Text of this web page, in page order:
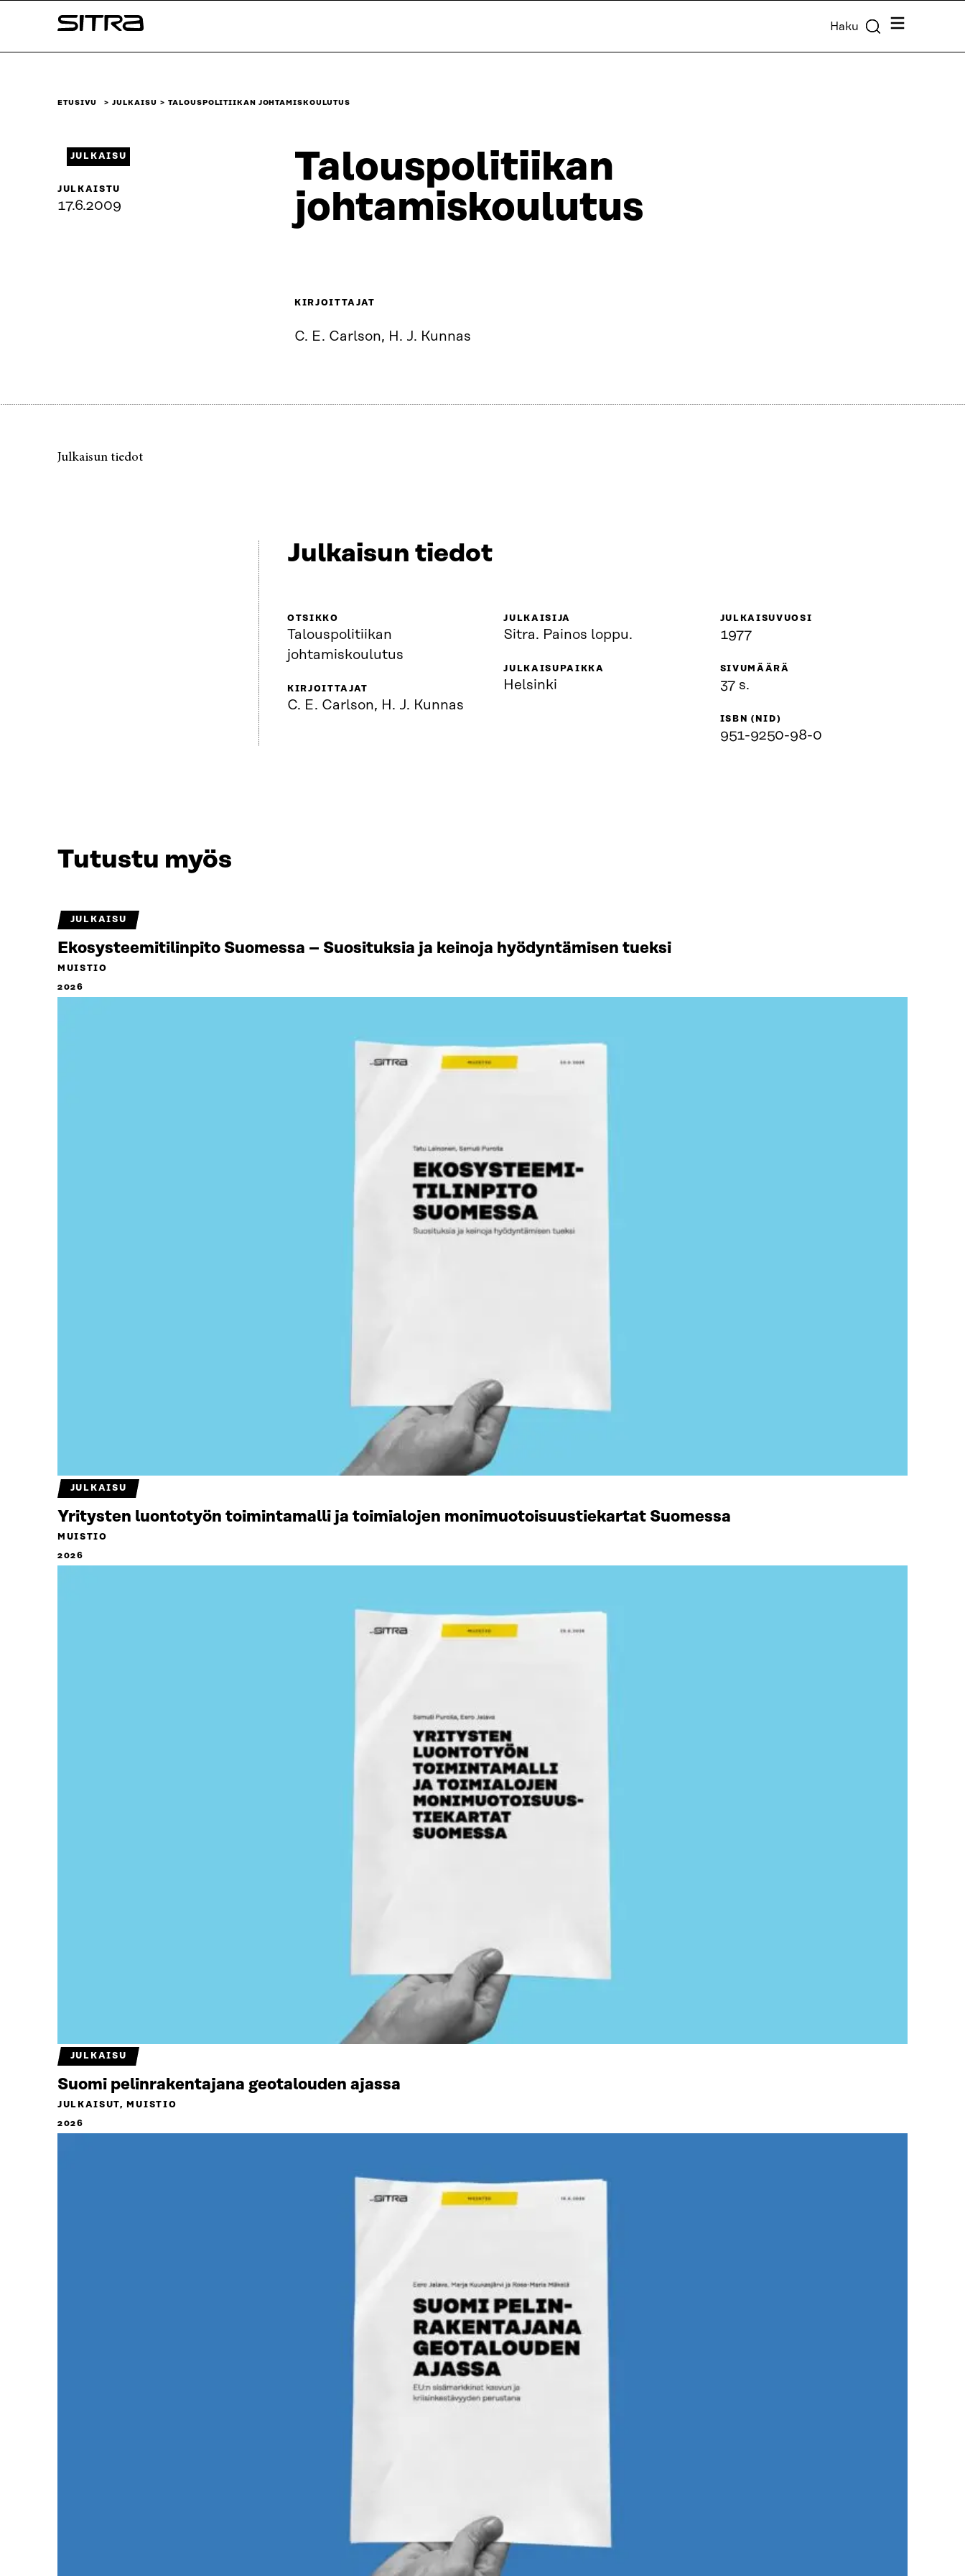
sisältöön
Sitra Haku Valikko
ETUSIVU JULKAISU TALOUSPOLITIIKAN JOHTAMISKOULUTUS
Talouspolitiikan
johtamiskoulutus
JULKAISU
JULKAISTU
17.6.2009
KIRJOITTAJAT
C. E. Carlson, H. J. Kunnas
Julkaisun tiedot
Julkaisun tiedot
OTSIKKO
Talouspolitiikan
johtamiskoulutus
KIRJOITTAJAT
C. E. Carlson, H. J. Kunnas
JULKAISIJA
Sitra. Painos loppu.
JULKAISUPAIKKA
Helsinki
JULKAISUVUOSI
1977
SIVUMÄÄRÄ
37 s.
ISBN (NID)
951-9250-98-0
Tutustu myös
JULKAISU
Ekosysteemitilinpito Suomessa – Suosituksia ja keinoja hyödyntämisen tueksi
MUISTIO
2026
JULKAISU
Yritysten luontotyön toimintamalli ja toimialojen monimuotoisuustiekartat Suomessa
MUISTIO
2026
JULKAISU
Suomi pelinrakentajana geotalouden ajassa
JULKAISUT, MUISTIO
2026